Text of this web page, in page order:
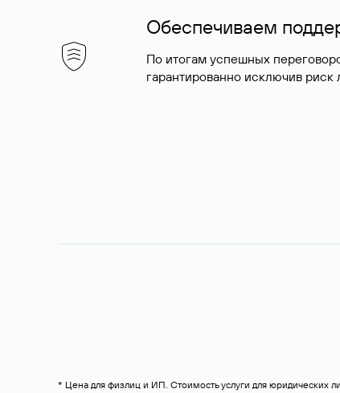
Обеспечиваем
По итогам успешных
гарантированно исключив
* Цена для физлиц и ИП. Стоимость услуги для